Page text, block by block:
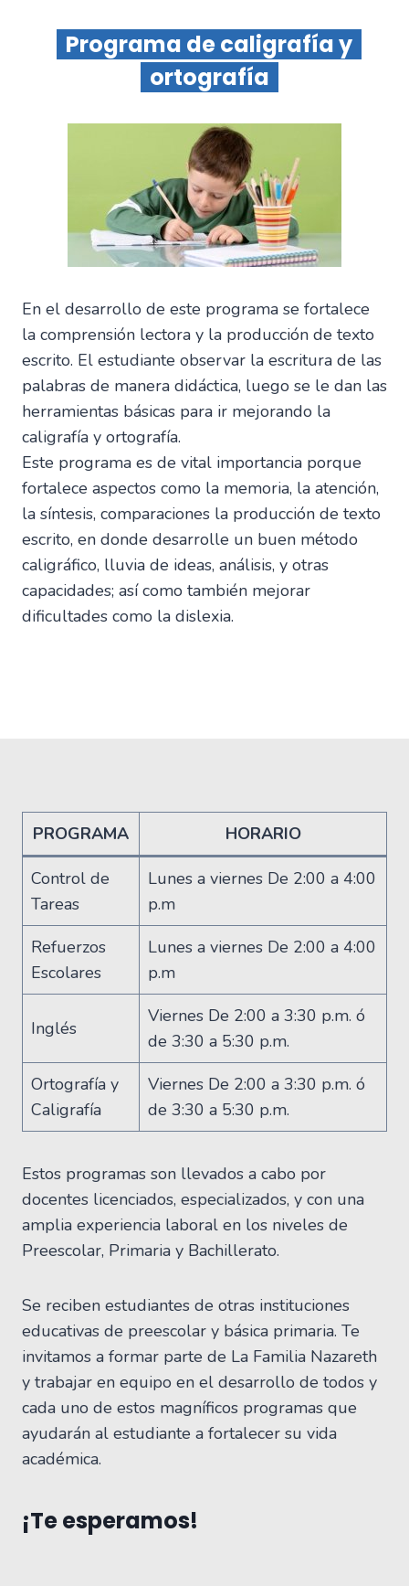
Programa de caligrafía y
ortografía
En el desarrollo de este programa se fortalece
la comprensión lectora y la producción de texto
escrito. El estudiante observar la escritura de las
palabras de manera didáctica, luego se le dan las
herramientas básicas para ir mejorando la
caligrafía y ortografía.
Este programa es de vital importancia porque
fortalece aspectos como la memoria, la atención,
la síntesis, comparaciones la producción de texto
escrito, en donde desarrolle un buen método
caligráfico, lluvia de ideas, análisis, y otras
capacidades; así como también mejorar
dificultades como la dislexia.
PROGRAMA HORARIO
Control de
Tareas
Lunes a viernes De 2:00 a 4:00
p.m
Refuerzos
Escolares
Lunes a viernes De 2:00 a 4:00
p.m
Inglés
Viernes De 2:00 a 3:30 p.m. ó
de 3:30 a 5:30 p.m.
Ortografía y
Caligrafía
Viernes De 2:00 a 3:30 p.m. ó
de 3:30 a 5:30 p.m.
Estos programas son llevados a cabo por
docentes licenciados, especializados, y con una
amplia experiencia laboral en los niveles de
Preescolar, Primaria y Bachillerato.
Se reciben estudiantes de otras instituciones
educativas de preescolar y básica primaria. Te
invitamos a formar parte de La Familia Nazareth
y trabajar en equipo en el desarrollo de todos y
cada uno de estos magníficos programas que
ayudarán al estudiante a fortalecer su vida
académica.
¡Te esperamos!